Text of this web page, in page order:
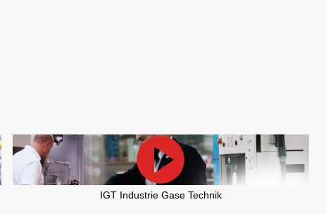
IGT Industrie Gase Technik